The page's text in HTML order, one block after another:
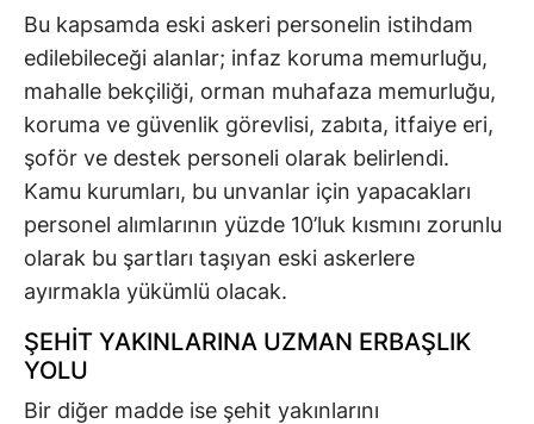
Bu kapsamda eski askeri personelin istihdam
edilebileceği alanlar; infaz koruma memurluğu,
mahalle bekçiliği, orman muhafaza memurluğu,
koruma ve güvenlik görevlisi, zabıta, itfaiye eri,
şoför ve destek personeli olarak belirlendi.
Kamu kurumları, bu unvanlar için yapacakları
personel alımlarının yüzde 10’luk kısmını zorunlu
olarak bu şartları taşıyan eski askerlere
ayırmakla yükümlü olacak.
ŞEHİT YAKINLARINA UZMAN ERBAŞLIK
YOLU
Bir diğer madde ise şehit yakınlarını